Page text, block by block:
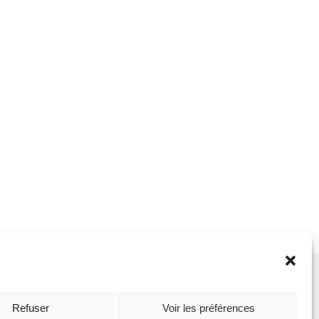
Refuser Voir les préférences